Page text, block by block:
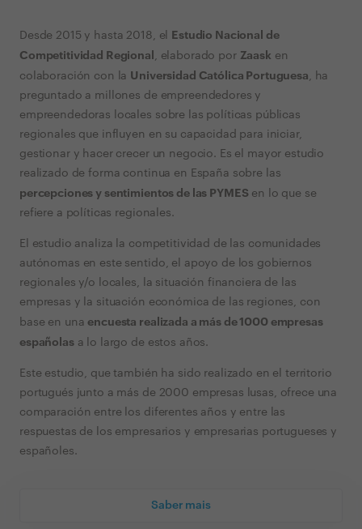
Desde 2015 y hasta 2018, el
Estudio Nacional de
Competitividad Regional , elaborado por Zaask en
colaboración con la Universidad Católica Portuguesa , ha
preguntado a millones de empreendedores y
empreendedoras locales sobre las políticas públicas
regionales que influyen en su capacidad para iniciar,
gestionar y hacer crecer un negocio. Es el mayor estudio
realizado de forma continua en España sobre las
percepciones y sentimientos de las PYMES en lo que se
refiere a políticas regionales.
El estudio analiza la competitividad de las comunidades
autónomas en este sentido, el apoyo de los gobiernos
regionales y/o locales, la situación financiera de las
empresas y la situación económica de las regiones, con
base en una encuesta realizada a más de 1000 empresas
españolasa lo largo de estos años.
Este estudio, que también ha sido realizado en el territorio
portugués junto a más de 2000 empresas lusas, ofrece una
comparación entre los diferentes años y entre las
respuestas de los empresarios y empresarias portugueses y
españoles.
Saber mais